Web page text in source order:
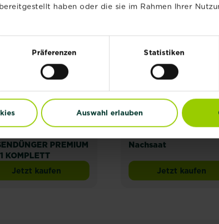
haben oder die sie im Rahmen Ihrer
Präferenzen Statistiken
Auswahl erlauben
PREMIUM
KOMPLETT
Jetzt kaufenSUBSTRAL RASENDÜNGER PREMIUM 3 in 1
Nachsaat
Jetzt kaufen